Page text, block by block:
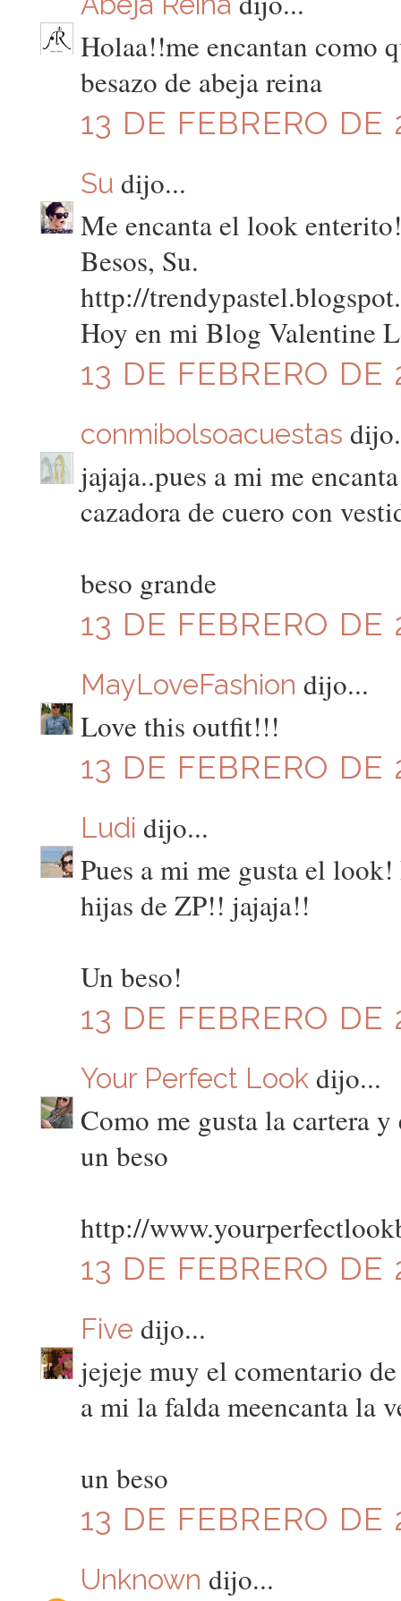
Holaa!!me encantan como
besazo de abeja reina
13 DE FEBRERO
Su dijo...
Me encanta el look
Besos, Su.
http://
Hoy en mi Blog Valentine
13 DE FEBRERO
conmibolsoacuestas
jajaja..pues a mi me
cazadora de cuero con
beso grande
13 DE FEBRERO DE
MayLoveFashion dijo...
Love this outfit!!!
13 DE FEBRERO DE
Ludi dijo...
Pues a mi me gusta el
hijas de ZP!! jajaja!!
Un beso!
13 DE FEBRERO DE
Your Perfect Lookdijo...
Como me gusta la cartera
un beso
http://
13 DE FEBRERO
Five dijo...
jejeje muy el comentario
a mi la falda meencanta la
un beso
13 DE FEBRERO DE
Unknown dijo...